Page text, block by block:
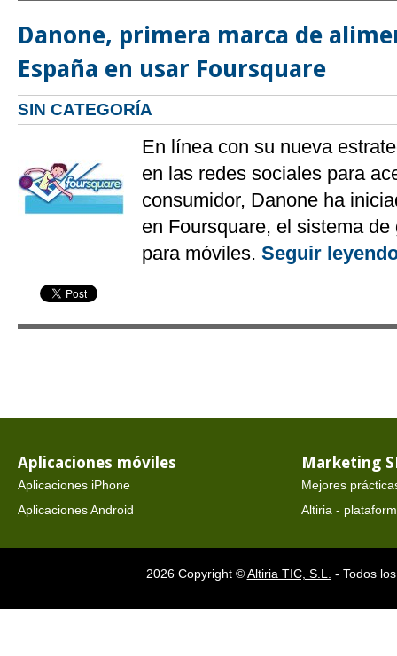
Danone, primera marca de
España en usar Foursquare
SIN CATEGORÍA
En línea con su nueva
en las redes sociales para
consumidor, Danone ha
en Foursquare, el sistema
para móviles. Seguir
Aplicaciones móviles
Aplicaciones iPhone
Aplicaciones Android
Marketing
Mejores
Altiria -
2026 Copyright ©Altiria TIC, S.L. - Todos